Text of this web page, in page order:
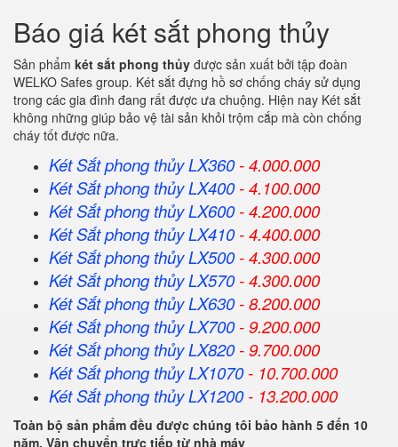
Báo giá két sắt phong thủy
Sản phẩm két sắt phong thủy được sản xuất bởi tập đoàn
WELKO Safes group. Két sắt đựng hồ sơ chống cháy sử dụng
trong các gia đình đang rất được ưa chuộng. Hiện nay Két sắt
không những giúp bảo vệ tài sản khỏi trộm cắp mà còn chống
cháy tốt được nữa.
Két Sắt phong thủy LX360- 4.000.000
Két Sắtphong thủyLX400- 4.100.000
Két Sắtphong thủyLX600- 4.200.000
Két Sắtphong thủyLX410- 4.400.000
Két Sắtphong thủyLX500- 4.300.000
Két Sắtphong thủyLX570- 4.300.000
Két Sắtphong thủyLX630- 8.200.000
Két Sắtphong thủyLX700- 9.200.000
Két Sắtphong thủyLX820- 9.700.000
Két Sắtphong thủyLX1070- 10.700.000
Két Sắtphong thủyLX1200- 13.200.000
Toàn bộ sản phẩm đều được chúng tôi bảo hành 5 đến 10
năm. Vận chuyển trực tiếp từ nhà máy